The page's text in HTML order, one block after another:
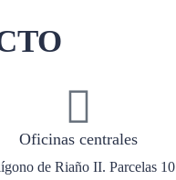
Oficinas centrales
de Riaño II. Parcelas 10